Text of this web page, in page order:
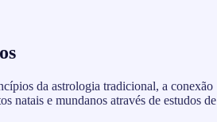
da astrologia tradicional, a conexão
natais e mundanos através de estudos de